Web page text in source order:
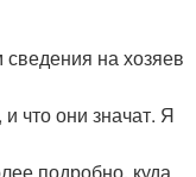
на хозяев
что они значат. Я